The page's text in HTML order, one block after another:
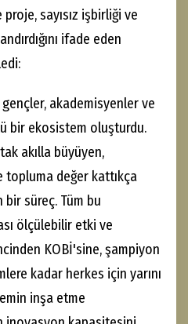
sayısız işbirliği ve
ifade eden
gençler, akademisyenler ve
bir ekosistem oluşturdu.
akılla büyüyen,
topluma değer kattıkça
bir süreç. Tüm bu
ölçülebilir etki ve
KOBİ'sine, şampiyon
kadar herkes için yarını
inşa etme